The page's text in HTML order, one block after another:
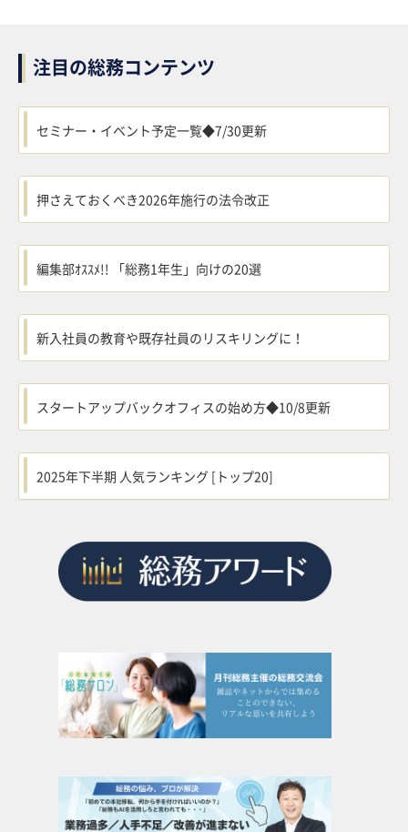
注目の総務コンテンツ
セミナー・イベント予定一覧◆7/30更新
押さえておくべき2026年施行の法令改正
編集部ｵｽｽﾒ!! 「総務1年生」向けの20選
新入社員の教育や既存社員のリスキリングに！
スタートアップバックオフィスの始め方◆10/8更新
2025年下半期 人気ランキング [トップ20]